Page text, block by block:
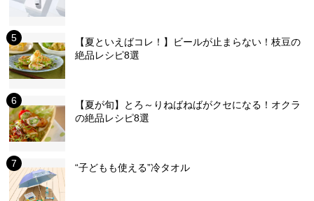
【夏といえばコレ！】ビールが止まらない！枝豆の
絶品レシピ8選
【夏が旬】とろ～りねばねばがクセになる！オクラ
の絶品レシピ8選
“子どもも使える”冷タオル